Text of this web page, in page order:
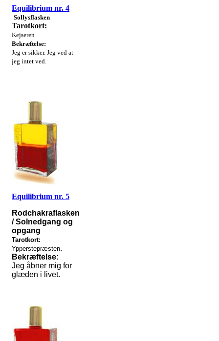
Equilibrium nr. 4
Sollysflasken
Tarotkort:
Kejseren
Bekræftelse:
Jeg er sikker. Jeg ved at
jeg intet ved.
Equilibrium nr. 5
Rodchakraflasken
/ Solnedgang og
opgang
Tarotkort:
Ypperstepræsten.
Bekræftelse:
Jeg åbner mig for
glæden i livet.